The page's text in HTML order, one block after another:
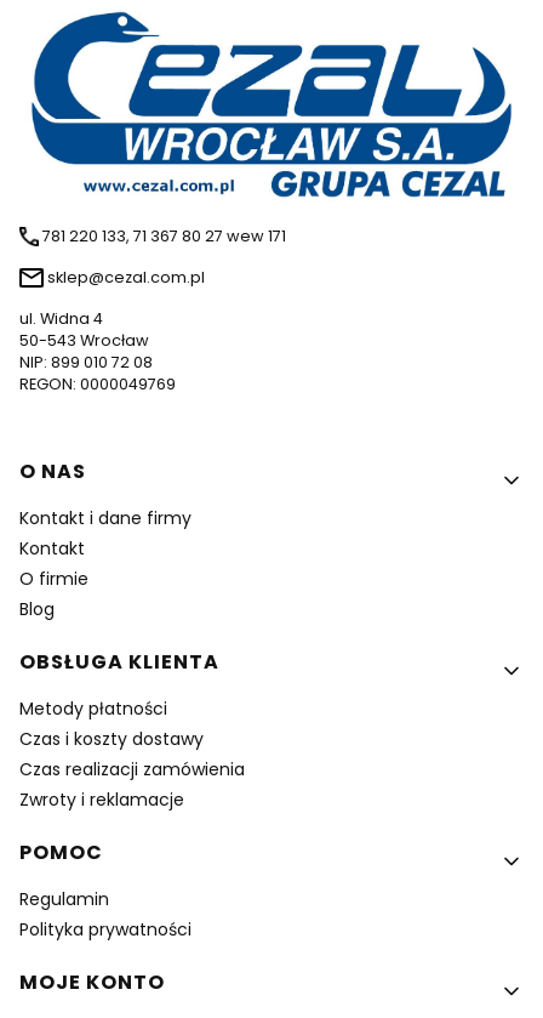
781 220 133, 71 367 80 27 wew 171
sklep@cezal.com.pl
ul. Widna 4
50-543 Wrocław
NIP: 899 010 72 08
REGON: 0000049769
Linki w stopce
O NAS
Kontakt i dane firmy
Kontakt
O firmie
Blog
OBSŁUGA KLIENTA
Metody płatności
Czas i koszty dostawy
Czas realizacji zamówienia
Zwroty i reklamacje
POMOC
Regulamin
Polityka prywatności
MOJE KONTO